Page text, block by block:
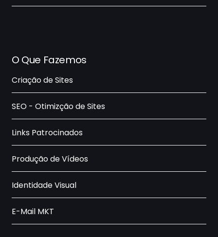
O Que Fazemos
Criação de Sites
SEO - Otimizção de Sites
Links Patrocinados
Produção de Vídeos
Identidade Visual
E-Mail MKT